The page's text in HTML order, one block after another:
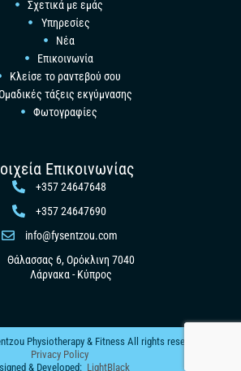
Σχετικά με εμάς
Υπηρεσίες
Νέα
Επικοινωνία
Κλείσε το ραντεβού σου
τάξεις εκγύμνασης
Φωτογραφίες
Επικοινωνίας
+357 24647648
+357 24647690
info@fysentzou.com
Θάλασσας 6, Ορόκλινη 7040
Λάρνακα - Κύπρος
Physiotherapy & Fitness All rights reserved –
Privacy Policy
& Developed: LightBlack